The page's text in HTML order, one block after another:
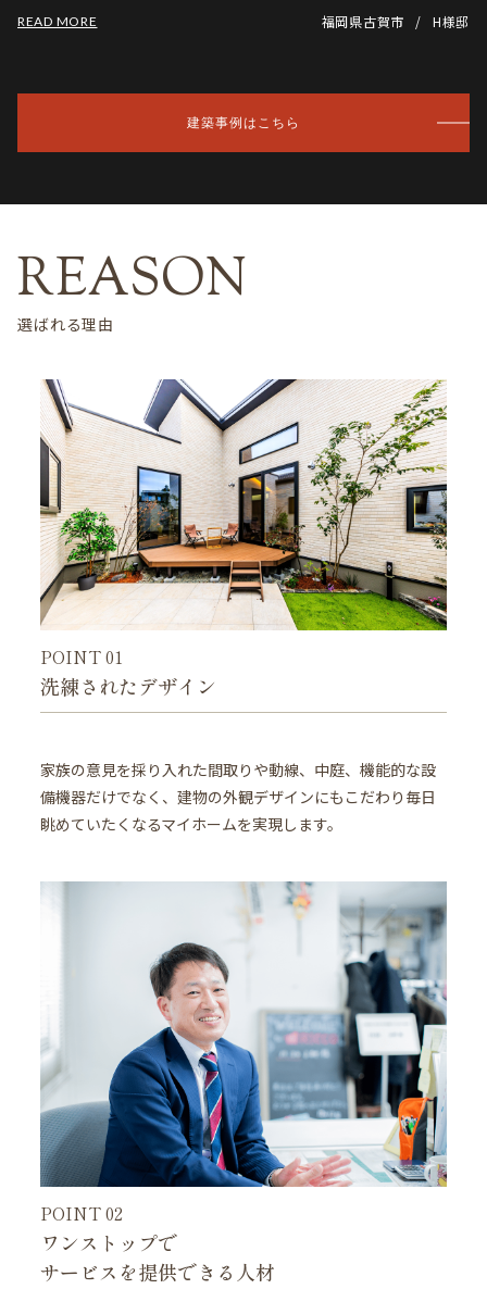
READ MORE 福岡県古賀市 H様邸
建築事例はこちら
選ばれる理由
POINT 01
洗練されたデザイン
家族の意見を採り入れた間取りや動線、中庭、機能的な設
備機器だけでなく、建物の外観デザインにもこだわり毎日
眺めていたくなるマイホームを実現します。
POINT 02
ワンストップで
サービスを提供できる人材